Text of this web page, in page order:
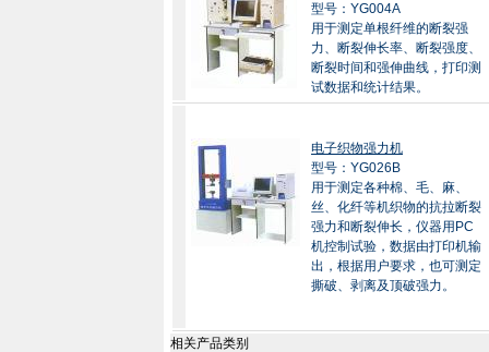
型号：YG004A
用于测定单根纤维的断裂强
力、断裂伸长率、断裂强度、
断裂时间和强伸曲线，打印测
试数据和统计结果。
电子织物强力机
型号：YG026B
用于测定各种棉、毛、麻、
丝、化纤等机织物的抗拉断裂
强力和断裂伸长，仪器用PC
机控制试验，数据由打印机输
出，根据用户要求，也可测定
撕破、剥离及顶破强力。
相关产品类别